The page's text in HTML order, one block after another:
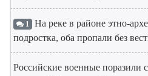
1 На реке в районе этно-
подростка, оба пропали без
Российские военные поразили